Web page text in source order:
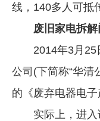
线，140多人可抵
废旧家电拆
2014年3月25
公司(下简称“华清
的《废弃电器电子
实际上，进入